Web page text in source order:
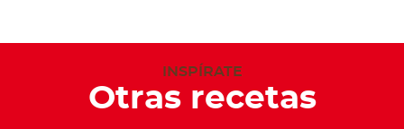
INSPÍRATE
Otras recetas